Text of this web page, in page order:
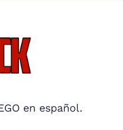
en español.